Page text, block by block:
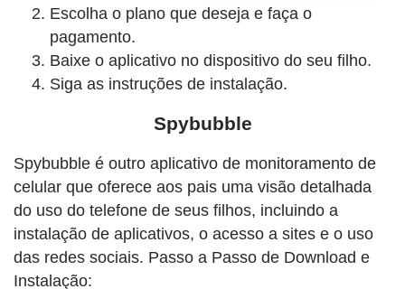
Escolha o plano que deseja e faça o
pagamento.
Baixe o aplicativo no dispositivo do seu filho.
Siga as instruções de instalação.
Spybubble
Spybubble é outro aplicativo de monitoramento de
celular que oferece aos pais uma visão detalhada
do uso do telefone de seus filhos, incluindo a
instalação de aplicativos, o acesso a sites e o uso
das redes sociais. Passo a Passo de Download e
Instalação: